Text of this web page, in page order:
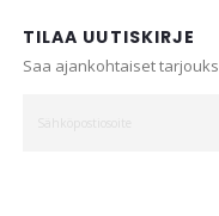
TILAA UUTISKIRJE
Saa ajankohtaiset